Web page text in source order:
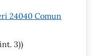
24040 Comun
3))